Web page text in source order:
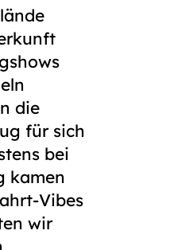
die
für sich
bei
kamen
Vibes
wir